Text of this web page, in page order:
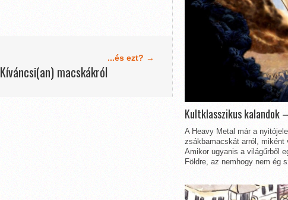
...és ezt? →
Kíváncsi(an) macskákról
Kultklasszikus kalandok
A Heavy Metal már a
zsákbamacskát arról, miként
Amikor ugyanis a világűrből
Földre, az nemhogy nem ég